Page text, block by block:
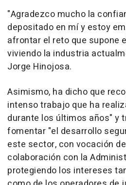
"Agradezco mucho la
depositado en mí y estoy
afrontar el reto que supone
viviendo la industria
Jorge Hinojosa.
Asimismo, ha dicho que
intenso trabajo que ha
durante los últimos años" y
fomentar "el desarrollo
este sector, con vocación
colaboración con la
protegiendo los intereses